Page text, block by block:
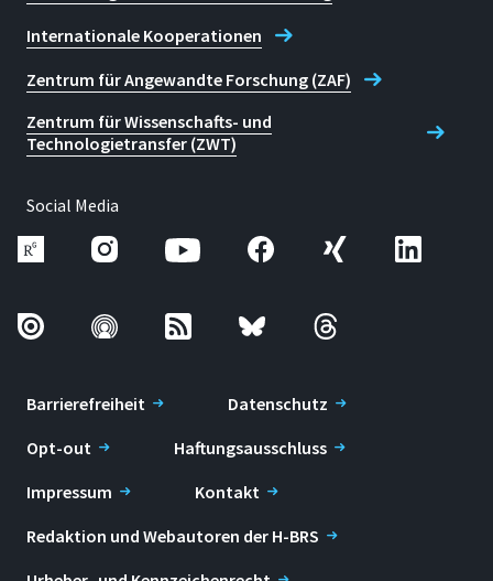
Internationale Kooperationen
Zentrum für Angewandte Forschung (ZAF)
Zentrum für Wissenschafts- und
Technologietransfer (ZWT)
Social Media
Barrierefreiheit
Datenschutz
Opt-out
Haftungsausschluss
Impressum
Kontakt
Redaktion und Webautoren der H-BRS